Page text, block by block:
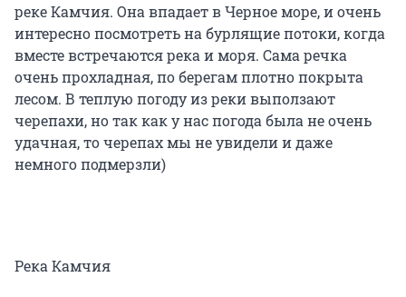
реке Камчия. Она впадает в Черное море, и очень
интересно посмотреть на бурлящие потоки, когда
вместе встречаются река и моря. Сама речка
очень прохладная, по берегам плотно покрыта
лесом. В теплую погоду из реки выползают
черепахи, но так как у нас погода была не очень
удачная, то черепах мы не увидели и даже
немного подмерзли)
Река Камчия